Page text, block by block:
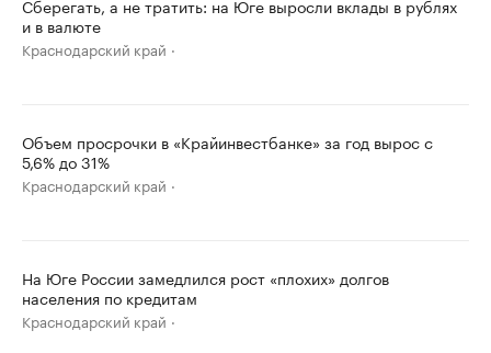
Сберегать, а не тратить: на Юге выросли вклады в рублях
и в валюте
Краснодарский край
Объем просрочки в «Крайинвестбанке» за год вырос с
5,6% до 31%
Краснодарский край
На Юге России замедлился рост «плохих» долгов
населения по кредитам
Краснодарский край